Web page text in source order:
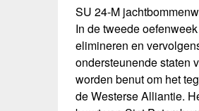
SU 24-M
In de tweede
elimineren en
ondersteunende staten
worden benut om het
de Westerse Alliantie.